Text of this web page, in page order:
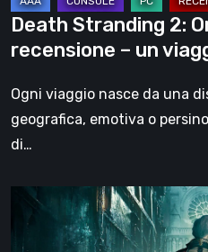
un
viaggio
oltre
il
Death Stranding 2:
recensione – un
Ogni viaggio nasce da una
geografica, emotiva o
di…
Steelrising,
recensione: